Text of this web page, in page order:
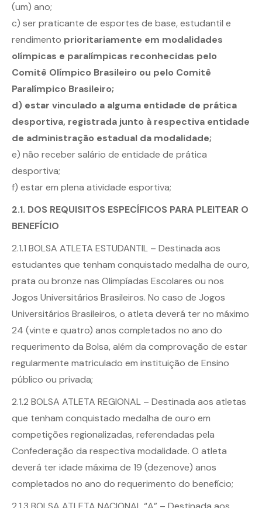
(um) ano;
c) ser praticante de esportes de base, estudantil e
rendimento prioritariamente em modalidades
olímpicas e paralímpicas reconhecidas pelo
Comitê Olímpico Brasileiro ou pelo Comitê
Paralímpico Brasileiro;
d) estar vinculado a alguma entidade de prática
desportiva, registrada junto à respectiva entidade
de administração estadual da modalidade;
e) não receber salário de entidade de prática
desportiva;
f) estar em plena atividade esportiva;
2.1. DOS REQUISITOS ESPECÍFICOS PARA PLEITEAR O
BENEFÍCIO
2.1.1 BOLSA ATLETA ESTUDANTIL – Destinada aos
estudantes que tenham conquistado medalha de ouro,
prata ou bronze nas Olimpíadas Escolares ou nos
Jogos Universitários Brasileiros. No caso de Jogos
Universitários Brasileiros, o atleta deverá ter no máximo
24 (vinte e quatro) anos completados no ano do
requerimento da Bolsa, além da comprovação de estar
regularmente matriculado em instituição de Ensino
público ou privada;
2.1.2 BOLSA ATLETA REGIONAL – Destinada aos atletas
que tenham conquistado medalha de ouro em
competições regionalizadas, referendadas pela
Confederação da respectiva modalidade. O atleta
deverá ter idade máxima de 19 (dezenove) anos
completados no ano do requerimento do benefício;